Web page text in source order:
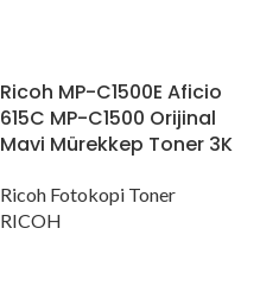
Ricoh MP-C1500E Aficio
615C MP-C1500 Orijinal
Mavi Mürekkep Toner 3K
Ricoh Fotokopi Toner
RICOH